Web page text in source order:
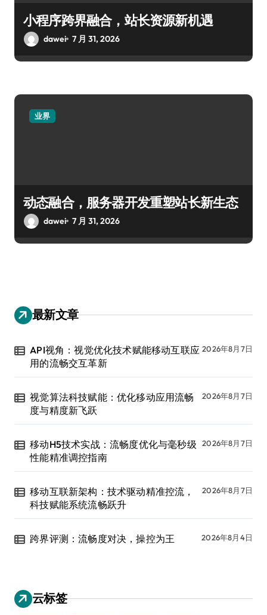
小程序跨界融合，站长资源新机遇
dawei 7 月 31, 2026
业界
动态融合，服务器开发重塑站长新生态
dawei 7 月 31, 2026
最新文章
API视角：视觉优化技术赋能移动互联应
用的流畅交互革新
2026年8月7日
视觉算法科技赋能：优化移动应用流畅
度与精度新飞跃
2026年8月7日
移动H5技术实战：流畅度优化与毫秒级
性能精准调控指南
2026年8月7日
移动互联新架构：技术驱动精准控流，
科技赋能系统流畅跃升
2026年8月7日
跨界评测：流畅度对决，操控为王 2026年8月4日
云标签